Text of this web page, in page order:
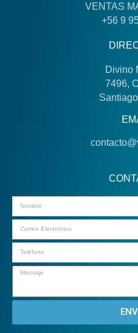
VENTAS
+56 9
Divino
7496,
Email